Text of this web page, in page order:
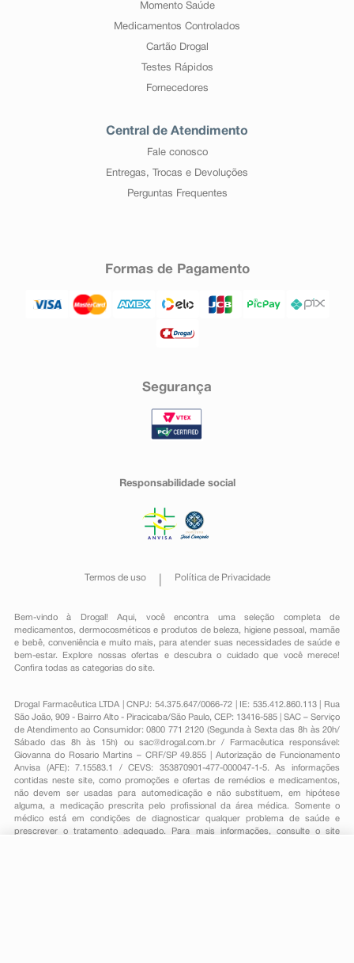
Momento Saúde
Medicamentos Controlados
Cartão Drogal
Testes Rápidos
Fornecedores
Central de Atendimento
Fale conosco
Entregas, Trocas e Devoluções
Perguntas Frequentes
Formas de Pagamento
Segurança
Responsabilidade social
Termos de uso Política de Privacidade
Bem-vindo à Drogal! Aqui, você encontra uma seleção completa de
medicamentos , dermocosméticos e produtos de beleza, higiene pessoal ,mamãe
e bebê, conveniênciae muito mais, para atender suas necessidades de saúde e
bem-estar. Explore nossas ofertas e descubra o cuidado que você merece!
Confira todas as categorias do site.
Drogal Farmacêutica LTDA | CNPJ: 54.375.647/0066-72 | IE: 535.412.860.113 | Rua
São João, 909 - Bairro Alto - Piracicaba/São Paulo, CEP: 13416-585 | SAC – Serviço
de Atendimento ao Consumidor: 0800 771 2120 (Segunda à Sexta das 8h às 20h/
Sábado das 8h às 15h) ou sac@drogal.com.br/ Farmacêutica responsável:
Giovanna do Rosario Martins – CRF/SP 49.855 | Autorização de Funcionamento
Anvisa (AFE): 7.15583.1 / CEVS: 353870901-477-000047-1-5. As informações
contidas neste site, como promoções e ofertas de remédios e medicamentos,
não devem ser usadas para automedicação e não substituem, em hipótese
alguma, a medicação prescrita pelo profissional da área médica. Somente o
médico está em condições de diagnosticar qualquer problema de saúde e
prescrever o tratamento adequado. Para mais informações, consulte o site